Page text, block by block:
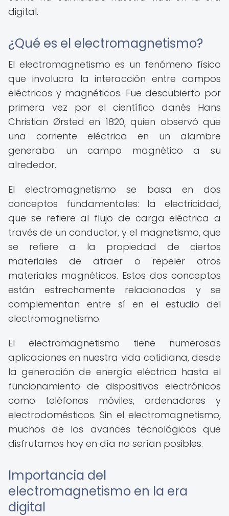
digital.
¿Qué es el electromagnetismo?
El electromagnetismo es un fenómeno físico
que involucra la interacción entre campos
eléctricos y magnéticos. Fue descubierto por
primera vez por el científico danés Hans
Christian Ørsted en 1820, quien observó que
una corriente eléctrica en un alambre
generaba un campo magnético a su
alrededor.
El electromagnetismo se basa en dos
conceptos fundamentales: la electricidad,
que se refiere al flujo de carga eléctrica a
través de un conductor, y el magnetismo, que
se refiere a la propiedad de ciertos
materiales de atraer o repeler otros
materiales magnéticos. Estos dos conceptos
están estrechamente relacionados y se
complementan entre sí en el estudio del
electromagnetismo.
El electromagnetismo tiene numerosas
aplicaciones en nuestra vida cotidiana, desde
la generación de energía eléctrica hasta el
funcionamiento de dispositivos electrónicos
como teléfonos móviles, ordenadores y
electrodomésticos. Sin el electromagnetismo,
muchos de los avances tecnológicos que
disfrutamos hoy en día no serían posibles.
Importancia del
electromagnetismo en la era
digital